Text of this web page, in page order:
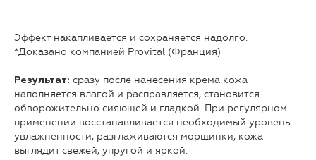
Эффект накапливается и сохраняется надолго.
*Доказано компанией Provital (Франция)
Результат: сразу после нанесения крема кожа
наполняется влагой и расправляется, становится
обворожительно сияющей и гладкой. При регулярном
применении восстанавливается необходимый уровень
увлажненности, разглаживаются морщинки, кожа
выглядит свежей, упругой и яркой.